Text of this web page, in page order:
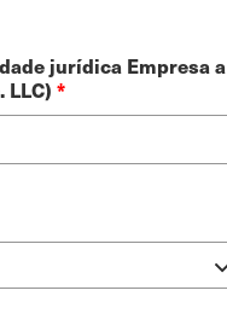
jurídica Empresa a